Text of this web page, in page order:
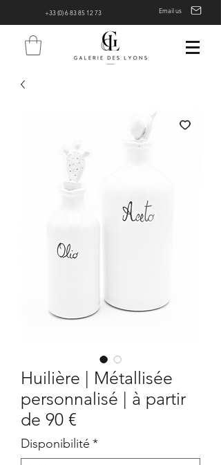
+33 (0) 6 83 85 12 73 Email us
Huilière | Métallisée
personnalisé | à partir
de 90 €
Disponibilité *